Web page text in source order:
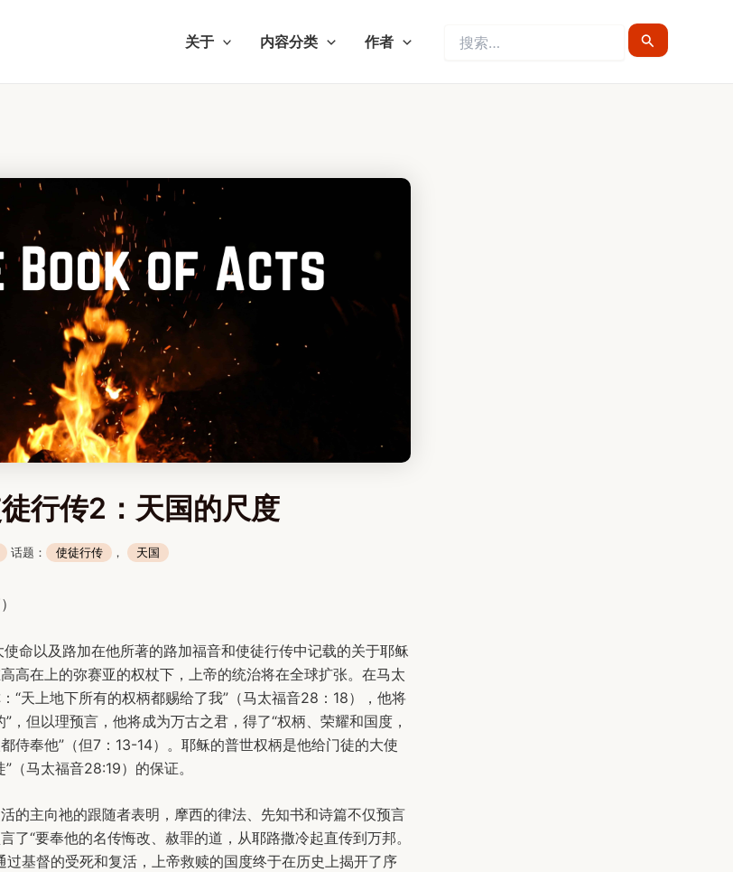
关于 内容分类 作者
索：
行传2：天国的尺度
话题： 使徒行传 ， 天国
命以及路加在他所著的路加福音和使徒行传中记载的关于耶稣
高在上的弥赛亚的权杖下，上帝的统治将在全球扩张。在马太
“天上地下所有的权柄都赐给了我”（马太福音28：18），他将
，但以理预言，他将成为万古之君，得了“权柄、荣耀和国度，
侍奉他”（但7：13-14）。耶稣的普世权柄是他给门徒的大使
马太福音28:19）的保证。
的主向祂的跟随者表明，摩西的律法、先知书和诗篇不仅预言
了“要奉他的名传悔改、赦罪的道，从耶路撒冷起直传到万邦。
过基督的受死和复活，上帝救赎的国度终于在历史上揭开了序